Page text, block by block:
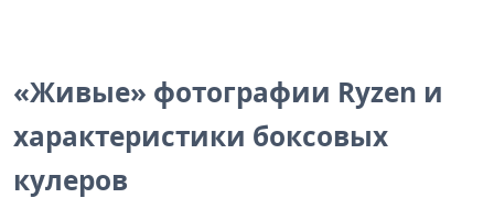
«Живые» фотографии Ryzen и
характеристики боксовых
кулеров